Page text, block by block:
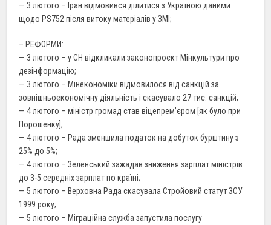
— 3 лютого – Іран відмовився ділитися з Україною даними
щодо PS752 після витоку матеріалів у ЗМІ;
– РЕФОРМИ:
— 3 лютого – у СН відкликали законопроєкт Мінкультури про
дезінформацію;
— 3 лютого – Мінекономіки відмовилося від санкцій за
зовнішньоекономічну діяльність і скасувало 27 тис. санкцій;
— 4 лютого – міністр громад став віцепрем’єром [як було при
Порошенку];
— 4 лютого – Рада зменшила податок на добуток бурштину з
25% до 5%;
— 4 лютого – Зеленський зажадав зниження зарплат міністрів
до 3-5 середніх зарплат по країні;
— 5 лютого – Верховна Рада скасувала Стройовий статут ЗСУ
1999 року;
— 5 лютого – Міграційна служба запустила послугу